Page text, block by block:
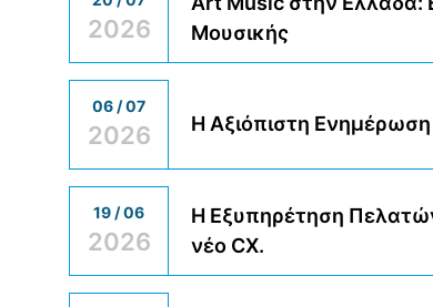
2026
Μουσικής
06 / 07
2026 Η Αξιόπιστη Ενημέρωση
19 / 06
2026
H Εξυπηρέτηση
νέο CX.